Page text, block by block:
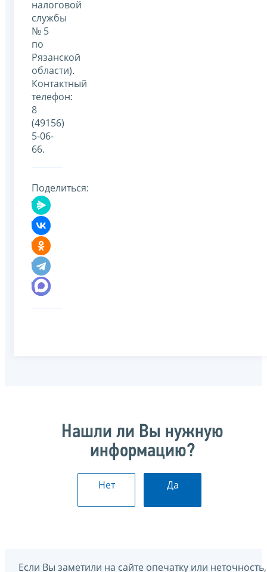
налоговой
службы
№ 5
по
Рязанской
области).
Контактный
телефон:
8
(49156)
5-06-
66.
Поделиться:
Нашли ли Вы нужную
информацию?
Нет Да
Если Вы заметили на сайте опечатку или неточность,